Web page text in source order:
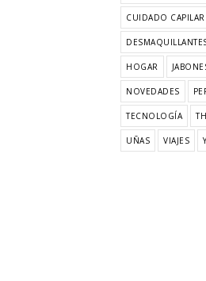
CUIDADO CAPILAR
HOGAR
NOVEDADES
TECNOLOGÍA
UÑAS VIAJES